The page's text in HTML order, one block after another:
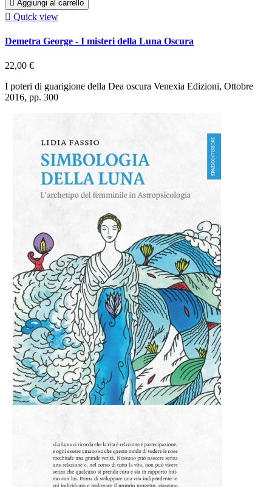
 Aggiungi al carrello
 Quick view
Demetra George - I misteri della Luna Oscura
22,00 €
I poteri di guarigione della Dea oscura Venexia Edizioni, Ottobre
2016, pp. 300